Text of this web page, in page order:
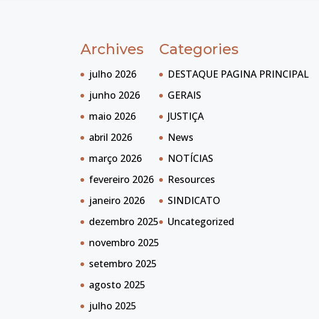
Archives
julho 2026
junho 2026
maio 2026
abril 2026
março 2026
fevereiro 2026
janeiro 2026
dezembro 2025
novembro 2025
setembro 2025
agosto 2025
julho 2025
Categories
DESTAQUE PAGINA PRINCIPAL
GERAIS
JUSTIÇA
News
NOTÍCIAS
Resources
SINDICATO
Uncategorized